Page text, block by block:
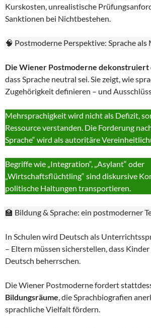
Kurskosten, unrealistische
Sanktionen bei Nichtbestehen.
🧠 Postmoderne Perspektive: Sprache
Die Wiener Postmoderne dekonstruiert
dass Sprache neutral sei. Sie zeigt, wie
Zugehörigkeit definieren – und
Mehrsprachigkeit wird nicht als Defizit,
Ressource verstanden. Die Forderung
Sprache“ wird als autoritäre
Begriffe wie „Integration“, „Asylant“ oder
„Wirtschaftsflüchtling“ sind diskursive
politische Haltungen transportieren.
🏫 Bildung & Sprache: ein postmoderner
In Schulen wird Deutsch als
– Eltern müssen sicherstellen, dass
Deutsch beherrschen.
Die Wiener Postmoderne fordert
Bildungsräume, die Sprachbiografien
sprachliche Vielfalt fördern.